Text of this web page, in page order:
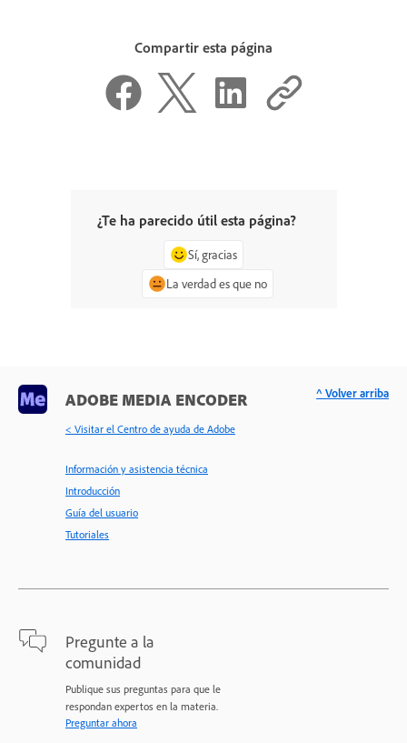
Compartir esta página
¿Te ha parecido útil esta página?
Sí, gracias
La verdad es que no
ADOBE MEDIA ENCODER
< Visitar el Centro de ayuda de Adobe
Información y asistencia técnica
Introducción
Guía del usuario
Tutoriales
Pregunte a la
comunidad
Publique sus preguntas para que le
respondan expertos en la materia.
Preguntar ahora
^ Volver arriba